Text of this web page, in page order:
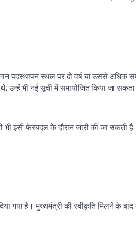
पदस्थापन स्थल पर दो वर्ष या उससे
उन्हें भी नई सूची में समायोजित किया जा
भी इसी फेरबदल के दौरान जारी की जा सकती है।
गया है। मुख्यमंत्री की स्वीकृति मिलने के